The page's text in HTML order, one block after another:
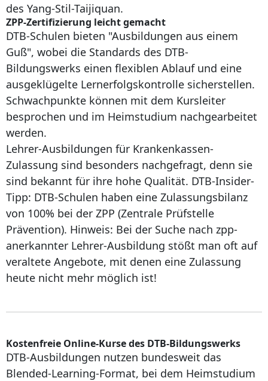
des Yang-Stil-Taijiquan.
ZPP-Zertifizierung leicht gemacht
DTB-Schulen bieten "Ausbildungen aus einem
Guß", wobei die Standards des DTB-
Bildungswerks einen flexiblen Ablauf und eine
ausgeklügelte Lernerfolgskontrolle sicherstellen.
Schwachpunkte können mit dem Kursleiter
besprochen und im Heimstudium nachgearbeitet
werden.
Lehrer-Ausbildungen für Krankenkassen-
Zulassung sind besonders nachgefragt, denn sie
sind bekannt für ihre hohe Qualität. DTB-Insider-
Tipp: DTB-Schulen haben eine Zulassungsbilanz
von 100% bei der ZPP (Zentrale Prüfstelle
Prävention). Hinweis: Bei der Suche nach zpp-
anerkannter Lehrer-Ausbildung stößt man oft auf
veraltete Angebote, mit denen eine Zulassung
heute nicht mehr möglich ist!
Kostenfreie Online-Kurse des DTB-Bildungswerks
DTB-Ausbildungen nutzen bundesweit das
Blended-Learning-Format, bei dem Heimstudium